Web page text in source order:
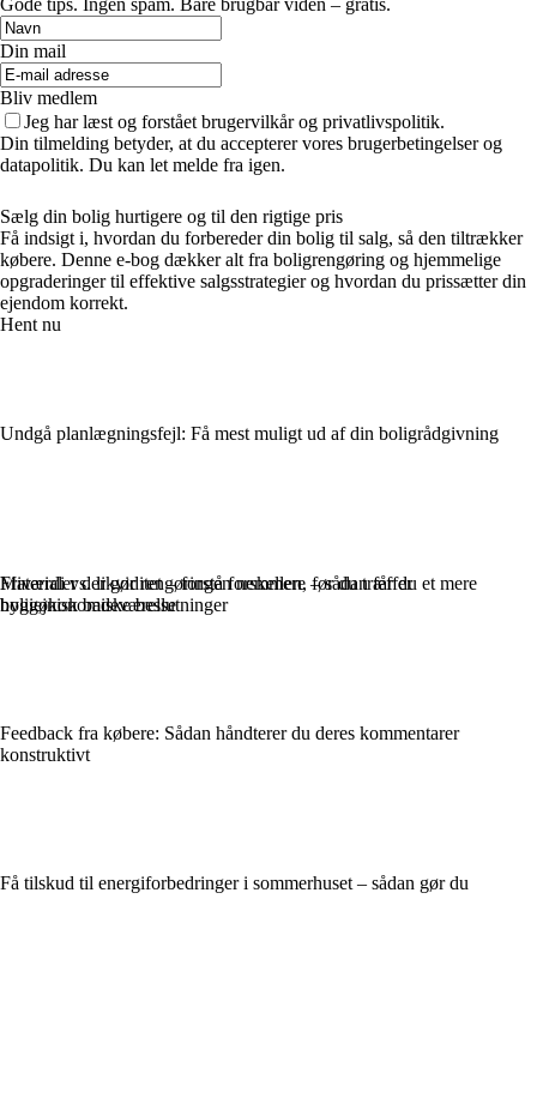
Din mail
Bliv medlem
Jeg har læst og forstået brugervilkår og privatlivspolitik.
Din tilmelding betyder, at du accepterer vores brugerbetingelser og
datapolitik. Du kan let melde fra igen.
Sælg din bolig hurtigere og til den rigtige pris
Få indsigt i, hvordan du forbereder din bolig til salg, så den tiltrækker
købere. Denne e-bog dækker alt fra boligrengøring og hjemmelige
opgraderinger til effektive salgsstrategier og hvordan du prissætter din
ejendom korrekt.
Hent nu
Undgå planlægningsfejl: Få mest muligt ud af din boligrådgivning
Materialer der gør rengøringen nemmere – sådan får du et mere
hygiejnisk badeværelse
Feedback fra købere: Sådan håndterer du deres kommentarer
konstruktivt
Få tilskud til energiforbedringer i sommerhuset – sådan gør du
Friværdi vs. likviditet – forstå forskellen, før du træffer
boligøkonomiske beslutninger